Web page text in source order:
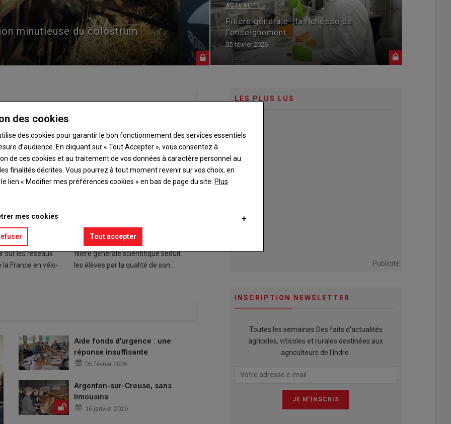
minutieuse du colostrum
ACTUALITÉS
Filière générale : la richesse de
l'enseignement
05 février 2026
la liberté de
le nom Le
sur les réseaux
France en vélo-
Au lycée agricole Naturapolis, la
filière générale scientifique séduit
les élèves par la qualité de son…
gestion minutieuse du
À Diou, Jérémy Chipault porte un
sociaux, arpente la France en vélo-
Aide fonds d'urgence : une
réponse insuffisante
05 février 2026
Argenton-sur-Creuse, sans
limousins
16 janvier 2026
LES PLUS LUS
Publicité
INSCRIPTION NEWSLETTER
Toutes les semaines Des faits d'actualités
agricoles, viticoles et rurales destinées aux
agriculteurs de l'Indre.
des cookies
des cookies pour garantir le bon fonctionnement des services essentiels
d’audience. En cliquant sur « Tout Accepter », vous consentez à
de ces cookies et au traitement de vos données à caractère personnel au
finalités décrites. Vous pourrez à tout moment revenir sur vos choix, en
lien « Modifier mes préférences cookies » en bas de page du site. Plus
mes cookies
Tout accepter